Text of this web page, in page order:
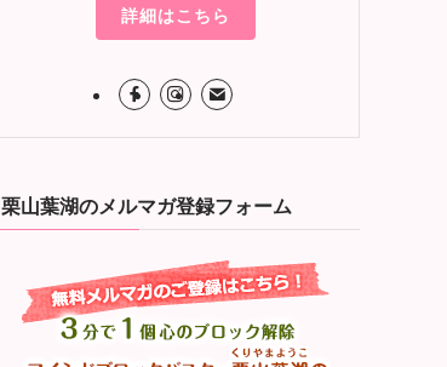
詳細はこちら
栗山葉湖のメルマガ登録フォーム